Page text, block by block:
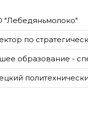
по
образование -